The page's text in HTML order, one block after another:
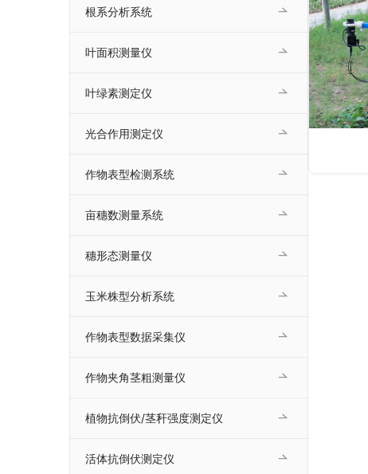
根系分析系统
叶面积测量仪
叶绿素测定仪
光合作用测定仪
作物表型检测系统
亩穗数测量系统
穗形态测量仪
玉米株型分析系统
作物表型数据采集仪
作物夹角茎粗测量仪
植物抗倒伏/茎秆强度测定仪
活体抗倒伏测定仪